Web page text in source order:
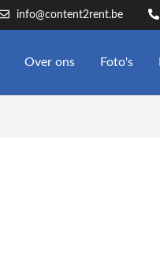
info@content2rent.be
Over ons Foto's